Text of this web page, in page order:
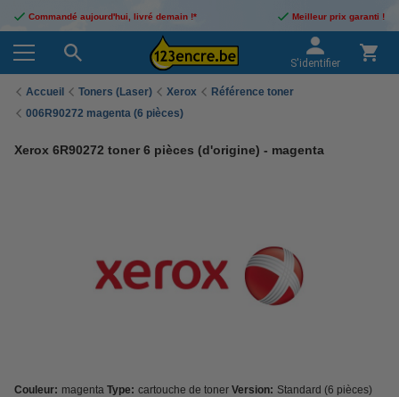
Commandé aujourd'hui, livré demain !* Meilleur prix garanti !
S'identifier
Accueil Toners (Laser) Xerox
Référence toner
006R90272 magenta (6 pièces)
Xerox 6R90272 toner 6 pièces (d'origine) - magenta
Couleur: magenta Type: cartouche de toner Version: Standard (6 pièces)